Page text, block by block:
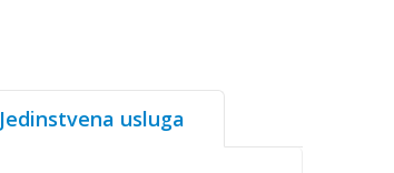
Jedinstvena usluga